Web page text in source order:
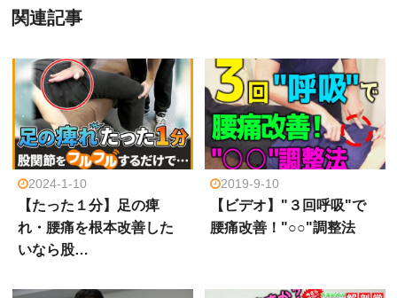
関連記事
2024-1-10
【たった１分】足の痺
れ・腰痛を根本改善した
いなら股…
2019-9-10
【ビデオ】"３回呼吸"で
腰痛改善！"○○"調整法